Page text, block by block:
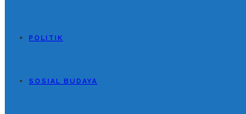
POLITIK
SOSIAL BUDAYA